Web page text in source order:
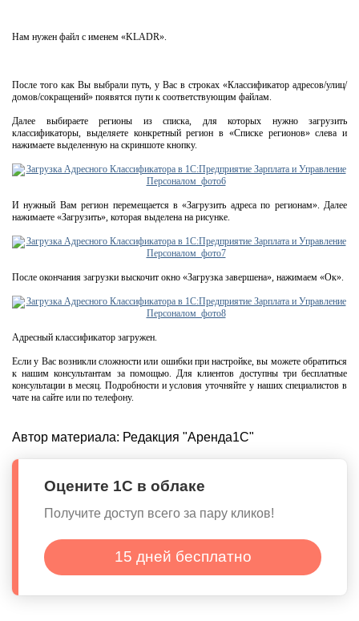
Нам нужен файл с именем «KLADR».
После того как Вы выбрали путь, у Вас в строках «Классификатор адресов/улиц/
домов/сокращений» появятся пути к соответствующим файлам.
Далее выбираете регионы из списка, для которых нужно загрузить
классификаторы, выделяете конкретный регион в «Списке регионов» слева и
нажимаете выделенную на скриншоте кнопку.
И нужный Вам регион перемещается в «Загрузить адреса по регионам». Далее
нажимаете «Загрузить», которая выделена на рисунке.
После окончания загрузки выскочит окно «Загрузка завершена», нажимаем «Ок».
Адресный классификатор загружен.
Если у Вас возникли сложности или ошибки при настройке, вы можете обратиться
к нашим консультантам за помощью. Для клиентов доступны три бесплатные
консультации в месяц. Подробности и условия уточняйте у наших специалистов в
чате на сайте или по телефону.
Автор материала: Редакция "Аренда1С"
Оцените 1С в облаке
Получите доступ всего за пару кликов!
15 дней бесплатно